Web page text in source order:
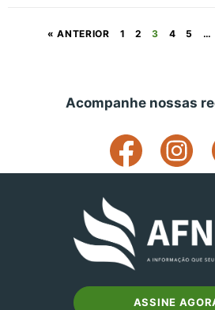
« ANTERIOR 1 2 3 4 5 …
Acompanhe nossas
ASSINE